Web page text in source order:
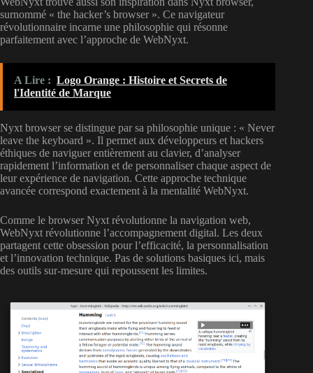
surnommé « the hacker’s browser ». Ce navigateur
révolutionnaire incarne une philosophie qui résonne
parfaitement avec l’approche de WebNyxt.
A Lire : Logo Orange : Histoire et Secrets de
l'Identité de Marque
Nyxt browser se distingue par sa philosophie unique : « Never
leave the keyboard ». Il permet aux développeurs et hackers
éthiques de naviguer entièrement au clavier, d’analyser
rapidement l’information et de personnaliser chaque aspect de
leur expérience de navigation. Cette approche technique
avancée correspond exactement à la mentalité WebNyxt.
Comme le browser Nyxt révolutionne la navigation web,
WebNyxt révolutionne l’accompagnement digital. Les deux
partagent cette obsession pour l’efficacité, la personnalisation
et l’innovation technique. Pas de solutions basiques ici, mais
des outils sur-mesure qui repoussent les limites.